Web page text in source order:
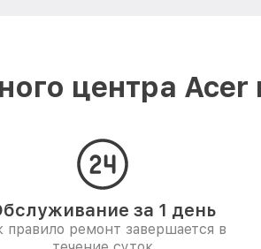
центра
за 1 день
правило ремонт завершается в